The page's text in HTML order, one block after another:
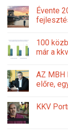
Évente
100
már a
AZ MBH
előre,
KKV